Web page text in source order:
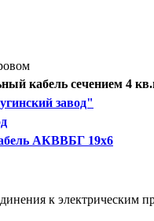
кабель сечением 4
завод"
АКВВБГ 19х6
к электрическим